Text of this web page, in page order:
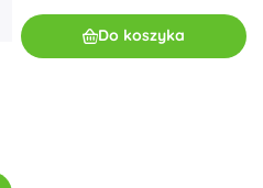
Do koszyka